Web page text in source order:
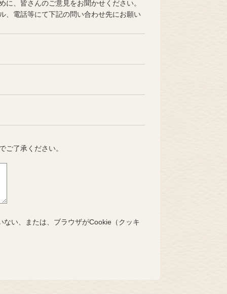
、皆さんのご意見をお聞かせください。
電話等にて下記の問い合わせ先にお願い
ご了承ください。
い、または、ブラウザがCookie（クッキ